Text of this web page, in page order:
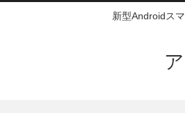
新型Androidス